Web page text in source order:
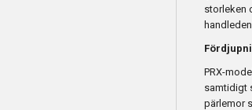
storleken
handleden.
PRX-
samtidigt
pärlemor